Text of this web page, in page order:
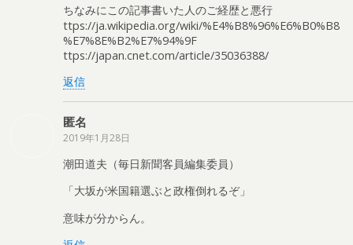
ちなみにこの記事書いた人のご経歴と悪行
ttps://ja.wikipedia.org/wiki/%E4%B8%96%E6%B0%B8
%E7%8E%B2%E7%94%9F
ttps://japan.cnet.com/article/35036388/
返信
匿名
2019年1月28日
潮田道夫（毎日新聞客員編集委員）
「大坂が米国籍選ぶと政権倒れるぞ」
意味が分からん。